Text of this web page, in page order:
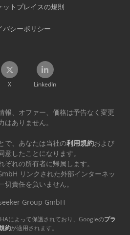
ットプレイスの規則
バシーポリシー
X LinkedIn
報、オファー、価格は予告なく変更
ありません。
で、あなたは当社の利用規約および
意したことになります。
れの所有者に帰属します。
リンクされた外部インターネッ
切責任を負いません。
Group GmbH
によって保護されており、Googleのプラ
約が適用されます。